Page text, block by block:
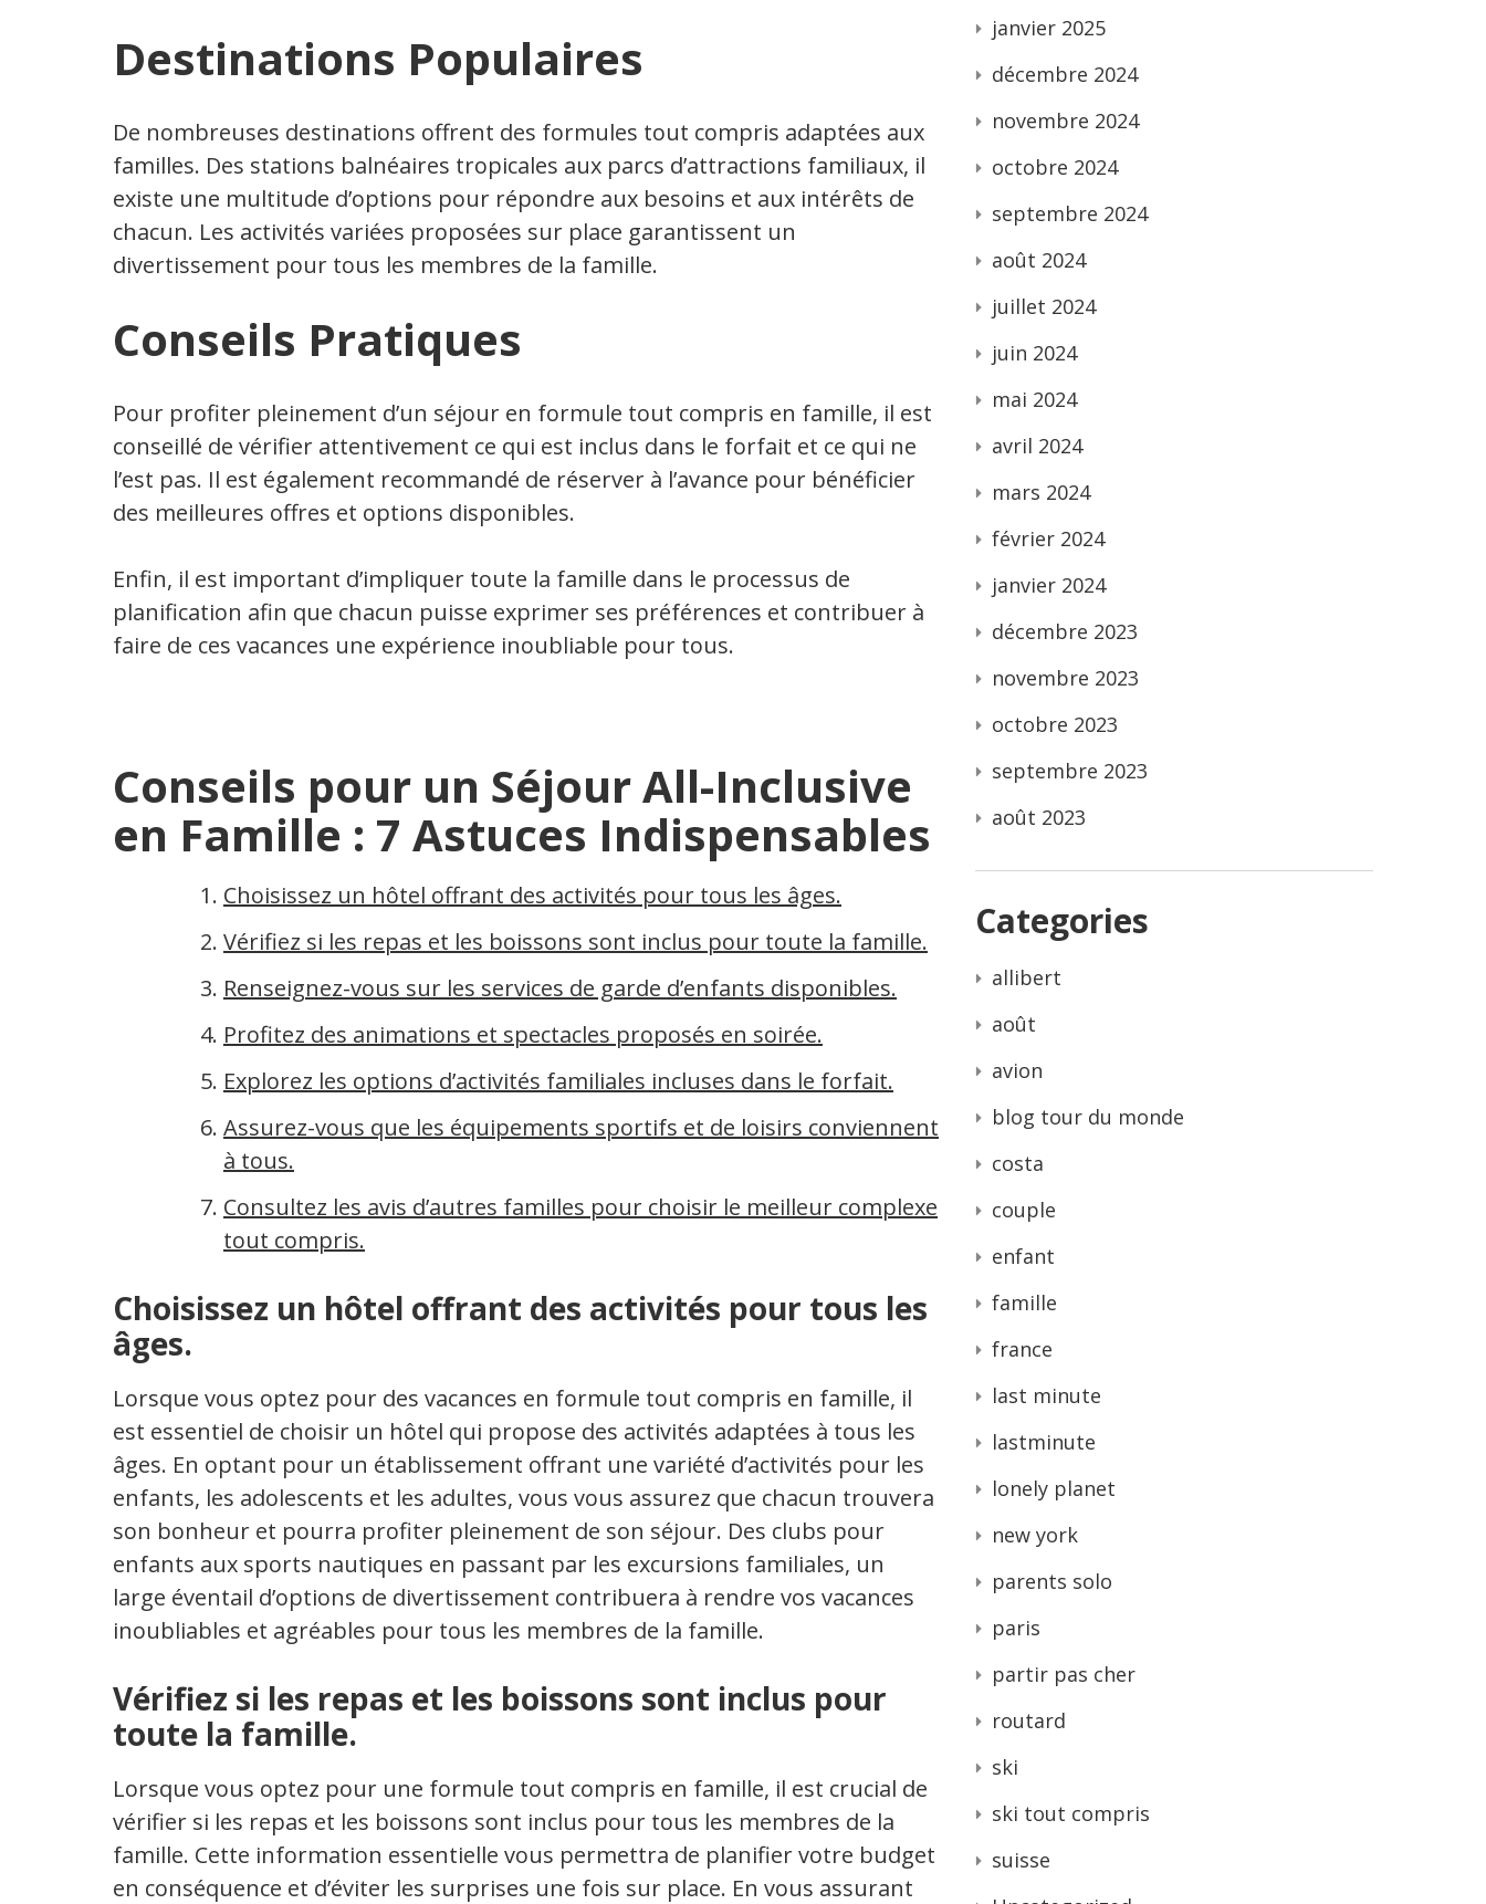
Destinations Populaires
De nombreuses destinations offrent des formules tout compris adaptées aux
familles. Des stations balnéaires tropicales aux parcs d’attractions familiaux, il
existe une multitude d’options pour répondre aux besoins et aux intérêts de
chacun. Les activités variées proposées sur place garantissent un
divertissement pour tous les membres de la famille.
Conseils Pratiques
Pour profiter pleinement d’un séjour en formule tout compris en famille, il est
conseillé de vérifier attentivement ce qui est inclus dans le forfait et ce qui ne
l’est pas. Il est également recommandé de réserver à l’avance pour bénéficier
des meilleures offres et options disponibles.
Enfin, il est important d’impliquer toute la famille dans le processus de
planification afin que chacun puisse exprimer ses préférences et contribuer à
faire de ces vacances une expérience inoubliable pour tous.
Conseils pour un Séjour All-Inclusive
en Famille : 7 Astuces Indispensables
Choisissez un hôtel offrant des activités pour tous les âges.
Vérifiez si les repas et les boissons sont inclus pour toute la famille.
Renseignez-vous sur les services de garde d’enfants disponibles.
Profitez des animations et spectacles proposés en soirée.
Explorez les options d’activités familiales incluses dans le forfait.
Assurez-vous que les équipements sportifs et de loisirs conviennent
à tous.
Consultez les avis d’autres familles pour choisir le meilleur complexe
tout compris.
Choisissez un hôtel offrant des activités pour tous les
âges.
Lorsque vous optez pour des vacances en formule tout compris en famille, il
est essentiel de choisir un hôtel qui propose des activités adaptées à tous les
âges. En optant pour un établissement offrant une variété d’activités pour les
enfants, les adolescents et les adultes, vous vous assurez que chacun trouvera
son bonheur et pourra profiter pleinement de son séjour. Des clubs pour
enfants aux sports nautiques en passant par les excursions familiales, un
large éventail d’options de divertissement contribuera à rendre vos vacances
inoubliables et agréables pour tous les membres de la famille.
Vérifiez si les repas et les boissons sont inclus pour
toute la famille.
Lorsque vous optez pour une formule tout compris en famille, il est crucial de
vérifier si les repas et les boissons sont inclus pour tous les membres de la
famille. Cette information essentielle vous permettra de planifier votre budget
en conséquence et d’éviter les surprises une fois sur place. En vous assurant
janvier 2025
décembre 2024
novembre 2024
octobre 2024
septembre 2024
août 2024
juillet 2024
juin 2024
mai 2024
avril 2024
mars 2024
février 2024
janvier 2024
décembre 2023
novembre 2023
octobre 2023
septembre 2023
août 2023
Categories
allibert
août
avion
blog tour du monde
costa
couple
enfant
famille
france
last minute
lastminute
lonely planet
new york
parents solo
paris
partir pas cher
routard
ski
ski tout compris
suisse